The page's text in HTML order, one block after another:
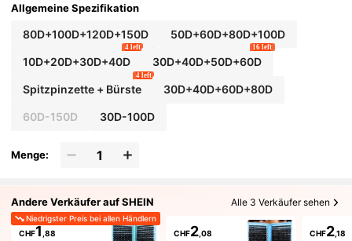
Allgemeine Spezifikation
80D+100D+120D+150D 50D+60D+80D+100D
10D+20D+30D+40D
4 left
30D+40D+50D+60D
16 left
Spitzpinzette + Bürste
4 left
30D+40D+60D+80D
60D-150D 30D-100D
Menge:
Andere Verkäufer auf SHEIN Alle 3 Verkäufer sehen
Niedrigster Preis bei allen Händlern
CHF1 ,88 CHF2,08 CHF2,18